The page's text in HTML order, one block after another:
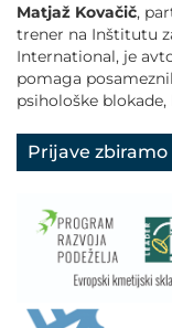
Matjaž Kovačič,
trener na Inštitutu
International, je
pomaga
psihološke
Prijave